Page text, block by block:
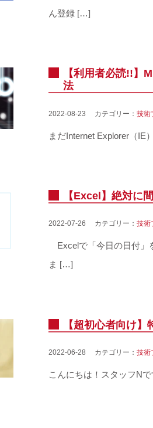
ん登録 […]
【利用者必読!!
法
2022-08-23 カテゴリー： 技術
まだInternet Explorer（IE
【Excel】絶対に
2022-07-26 カテゴリー： 技術
Excelで「今日の日付」
ま […]
【超初心者向け
2022-06-28 カテゴリー： 技術
こんにちは！スタッフN